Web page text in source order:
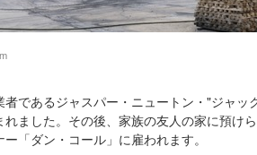
者であるジャスパー・ニュートン・"ジャ
ました。その後、家族の友人の家に預け
「ダン・コール」に雇われます。